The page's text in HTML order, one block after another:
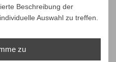
Beschreibung der
Auswahl zu treffen.
zu